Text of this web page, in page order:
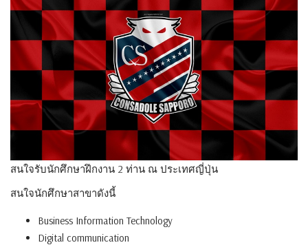
สนใจรับนักศึกษาฝึกงาน 2 ท่าน ณ ประเทศญี่ปุ่น
สนใจนักศึกษาสาขาดังนี้
Business Information Technology
Digital communication